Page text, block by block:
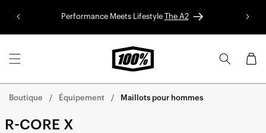
contenu
Performance Meets Lifestyle The A2
Panier
Boutique Équipement Maillots pour hommes
R-CORE X